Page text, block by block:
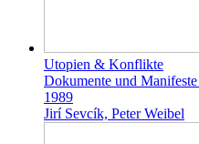
Utopien & Konflikte
Dokumente und
1989
Jirí Sevcík, Peter Weibel